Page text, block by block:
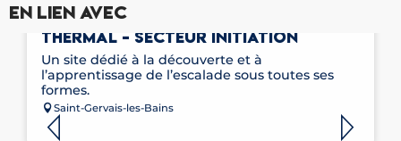
En lien avec
FALAISE D'ESCALADE DU PARC
THERMAL - SECTEUR INITIATION
Un site dédié à la découverte et à
l’apprentissage de l’escalade sous toutes ses
formes.
Saint-Gervais-les-Bains